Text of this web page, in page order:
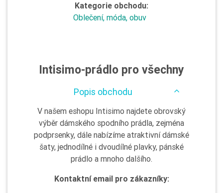
Kategorie obchodu:
Oblečení, móda, obuv
Intisimo-prádlo pro všechny
Popis obchodu
V našem eshopu Intisimo najdete obrovský
výběr dámského spodního prádla, zejména
podprsenky, dále nabízíme atraktivní dámské
šaty, jednodílné i dvoudílné plavky, pánské
prádlo a mnoho dalšího.
Kontaktní email pro zákazníky: